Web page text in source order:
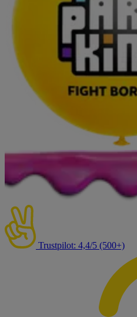
Trustpilot: 4,4/5 (500+)